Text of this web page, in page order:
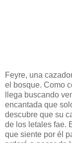
Feyre, una
el bosque. Como
llega buscando
encantada que
descubre que su
de los letales fae.
que siente por él